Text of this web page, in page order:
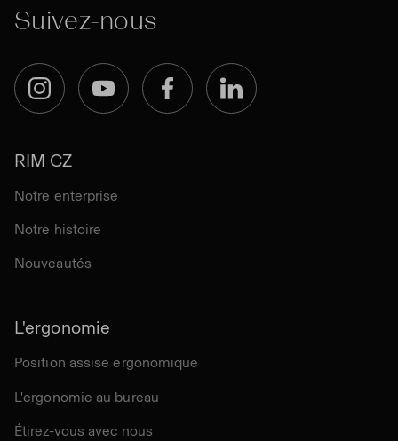
Suivez-nous
InstagramYouTube FacebookLinkedIn
RIM CZ
Notre enterprise
Notre histoire
Nouveautés
L'ergonomie
Position assise ergonomique
L'ergonomie au bureau
Étirez-vous avec nous